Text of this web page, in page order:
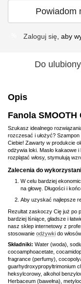
Powiadom
Zaloguj się , aby
Do
Opis
Fanola
Szukasz idealnego
rozczesać i ułożyć?
Ciebie! Zawarty w produkcie
odżywia loki. Masło kakaowe
rozplątać włosy, stymulują
Zalecenia do
W celu bardziej
na głowę. Długości i
Aby uzyskać najlepsze
Rezultat zaskoczy Cię już po
bardziej lśniące, gładsze i
nasz sklep internetowy z
stosowanie odżywki do
Składniki: Water (woda),
cocoamphoacetate,
fragrance (perfumy),
guarhydroxypropyltrimonium
heksylcorowy, alkohol
Herbaceum (bawełna),